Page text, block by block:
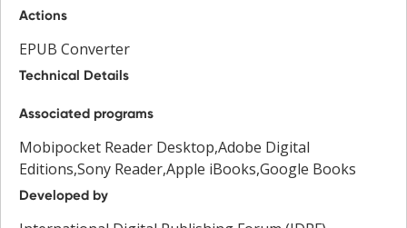
Actions
EPUB Converter
Technical Details
Associated programs
Mobipocket Reader Desktop,Adobe Digital
Editions,Sony Reader,Apple iBooks,Google Books
Developed by